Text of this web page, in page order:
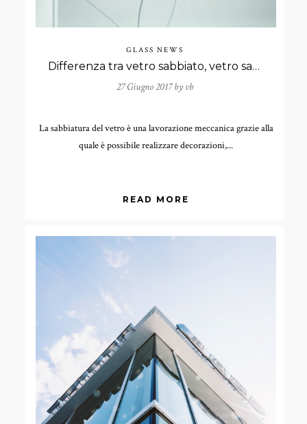
GLASS NEWS
Differenza tra vetro sabbiato, vetro satinato e vetro acidato.
27 Giugno 2017 by vb
La sabbiatura del vetro è una lavorazione meccanica grazie alla
quale è possibile realizzare decorazioni,...
READ MORE